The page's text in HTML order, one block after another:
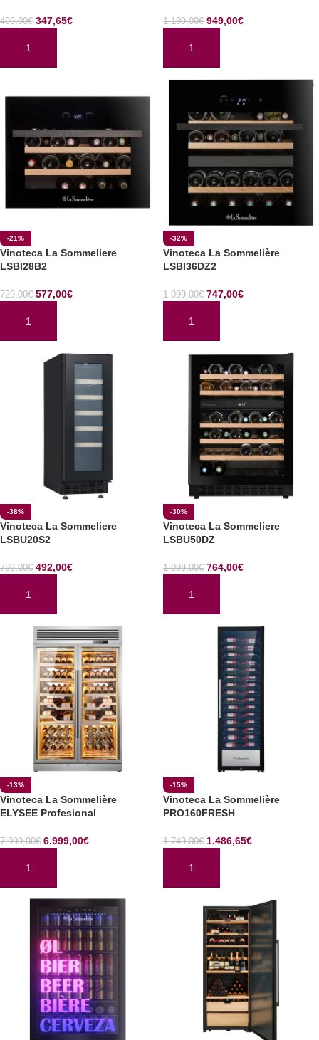
499,00€ 347,65€
AÑADIR AL CARRITO
1.199,00€ 949,00€
AÑADIR AL CARRITO
-21%
Vinoteca La Sommeliere
LSBI28B2
729,00€ 577,00€
AÑADIR AL CARRITO
-32%
Vinoteca La Sommelière
LSBI36DZ2
1.099,00€ 747,00€
AÑADIR AL CARRITO
-38%
Vinoteca La Sommeliere
LSBU20S2
799,00€ 492,00€
AÑADIR AL CARRITO
-30%
Vinoteca La Sommeliere
LSBU50DZ
1.099,00€ 764,00€
AÑADIR AL CARRITO
-13%
Vinoteca La Sommelière
ELYSEE Profesional
7.999,00€ 6.999,00€
AÑADIR AL CARRITO
-15%
Vinoteca La Sommelière
PRO160FRESH
1.749,00€ 1.486,65€
AÑADIR AL CARRITO